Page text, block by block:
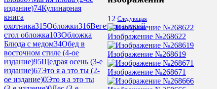
издание)74Кулинарная
книга
охотника315Обложки316Вегетарианский
стол обложка103Обложка
Блюда с медом34Обед в
восточном стиле (4-ое
издание)95Щедрая осень (3-е
издание)67Это я а это ты (2-
ое издание)0Это я а это ты
1 2 Следующая
Изображение №268622
Изображение №268619
Изображение №268671